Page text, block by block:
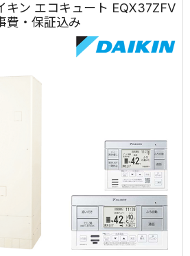
キン エコキュート EQX37ZFV
費・保証込み